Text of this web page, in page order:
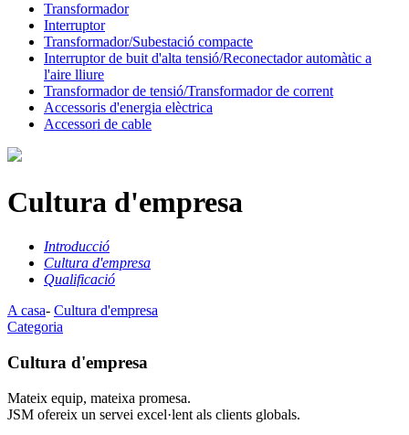
Transformador
Interruptor
Transformador/Subestació compacte
Interruptor de buit d'alta tensió/Reconectador automàtic a
l'aire lliure
Transformador de tensió/Transformador de corrent
Accessoris d'energia elèctrica
Accessori de cable
Cultura d'empresa
Introducció
Cultura d'empresa
Qualificació
A casa- Cultura d'empresa
Categoria
Cultura d'empresa
Mateix equip, mateixa promesa.
JSM ofereix un servei excel·lent als clients globals.